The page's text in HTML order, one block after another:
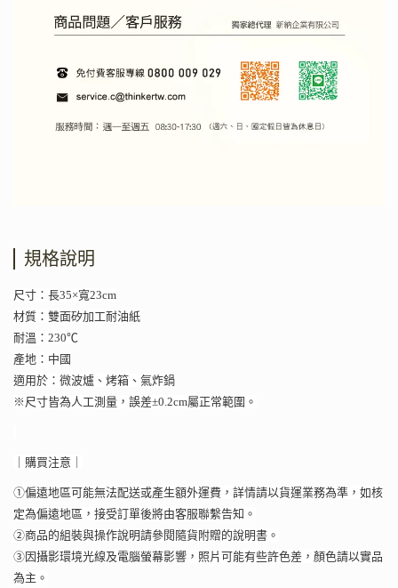
規格說明
尺寸：長35×寬23cm
材質：雙面矽加工耐油紙
耐溫：230℃
產地：中國
適用於：微波爐、烤箱、氣炸鍋
※尺寸皆為人工測量，誤差±0.2cm屬正常範圍。
｜購買注意｜
①偏遠地區可能無法配送或產生額外運費，詳情請以貨運業務為準，如核
定為偏遠地區，接受訂單後將由客服聯繫告知。
②商品的組裝與操作說明請參閱隨貨附贈的說明書。
③因攝影環境光線及電腦螢幕影響，照片可能有些許色差，顏色請以實品
為主。